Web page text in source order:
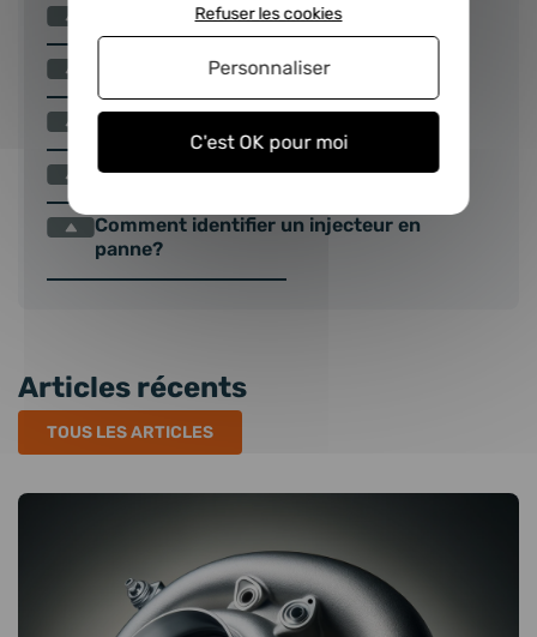
Comment nous renvoyer la consigne ?
Comment entretenir ses injecteurs ?
Comment fonctionne la garantie ?
Quand faut-il changer son injecteur ?
Comment identifier un injecteur en
panne?
Articles récents
TOUS LES ARTICLES
C'est OK pour moi
Refuser les cookies
Personnaliser